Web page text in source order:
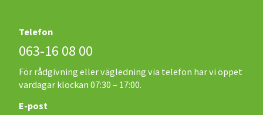
Telefon
063-16 08 00
För rådgivning eller vägledning via telefon har vi öppet
vardagar klockan 07:30 – 17:00.
E-post